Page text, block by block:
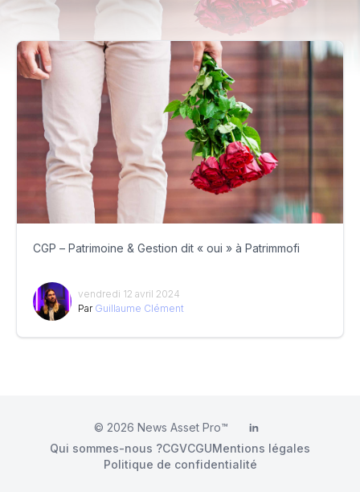
CGP – Patrimoine & Gestion dit « oui » à Patrimmofi
vendredi 12 avril 2024
Par Guillaume Clément
© 2026 News Asset Pro™ LinkedIn
Qui sommes-nous ?CGVCGUMentions légales
Politique de confidentialité